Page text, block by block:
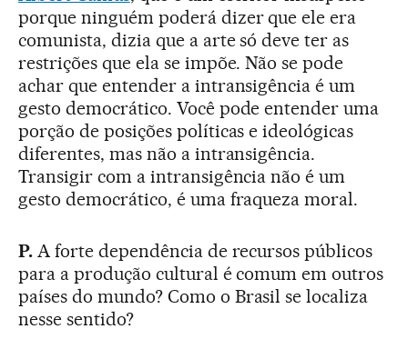
porque ninguém poderá dizer que ele era
comunista, dizia que a arte só deve ter as
restrições que ela se impõe. Não se pode
achar que entender a intransigência é um
gesto democrático. Você pode entender uma
porção de posições políticas e ideológicas
diferentes, mas não a intransigência.
Transigir com a intransigência não é um
gesto democrático, é uma fraqueza moral.
P.A forte dependência de recursos públicos
para a produção cultural é comum em outros
países do mundo? Como o Brasil se localiza
nesse sentido?